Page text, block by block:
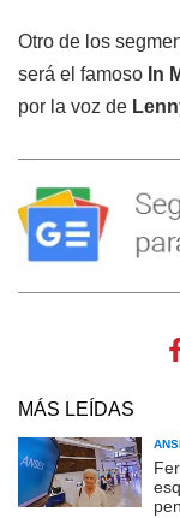
Otro de los
será el famoso In
por la voz de
MÁS LEÍDAS